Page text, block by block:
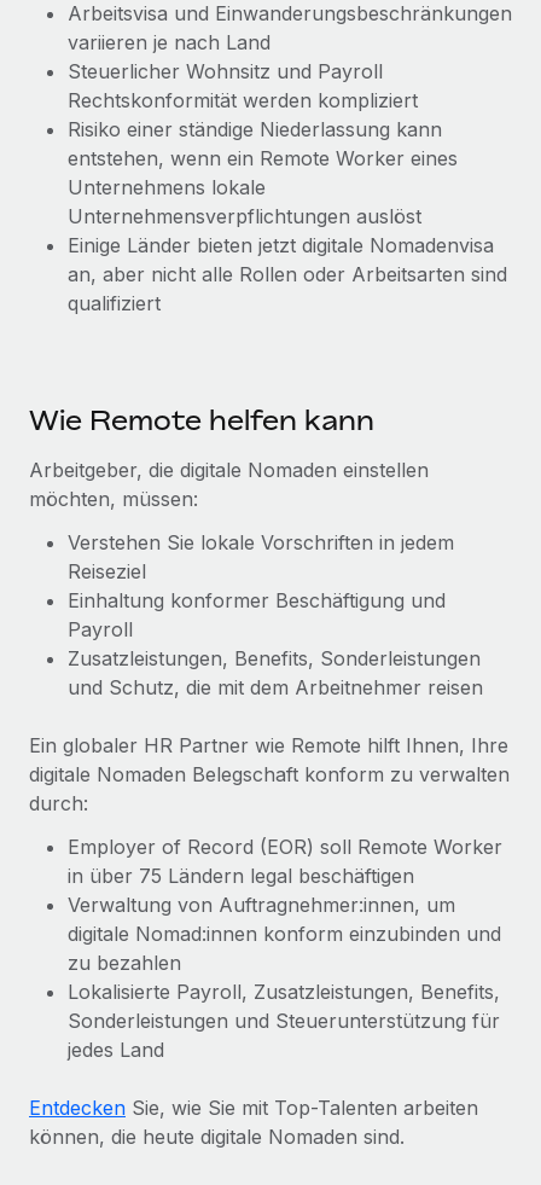
Auch im neuen Jahr wollen wir bei Remote Unternehmen
aller Größen dabei unterstützen, die beste...
Mehr erfahren
Wie Phiture 55 Mitarbeiter:innen in 19 Ländern
mit Remote verwaltet
Phiture ist der unumstrittene Marktführer im Bereich der
Wachstumsberatung für mobile Apps. Das...
Arbeitsvisa und Einwanderungsbeschränkungen
variieren je nach Land
Steuerlicher Wohnsitz und Payroll
Rechtskonformität werden kompliziert
Risiko einer ständige Niederlassung kann
entstehen, wenn ein Remote Worker eines
Unternehmens lokale
Unternehmensverpflichtungen auslöst
Einige Länder bieten jetzt digitale Nomadenvisa
an, aber nicht alle Rollen oder Arbeitsarten sind
qualifiziert
Wie Remote helfen kann
Arbeitgeber, die digitale Nomaden einstellen
möchten, müssen:
Verstehen Sie lokale Vorschriften in jedem
Reiseziel
Einhaltung konformer Beschäftigung und
Payroll
Zusatzleistungen, Benefits, Sonderleistungen
und Schutz, die mit dem Arbeitnehmer reisen
Ein globaler HR Partner wie Remote hilft Ihnen, Ihre
digitale Nomaden Belegschaft konform zu verwalten
durch:
Employer of Record (EOR) soll Remote Worker
in über 75 Ländern legal beschäftigen
Verwaltung von Auftragnehmer:innen, um
digitale Nomad:innen konform einzubinden und
zu bezahlen
Lokalisierte Payroll, Zusatzleistungen, Benefits,
Sonderleistungen und Steuerunterstützung für
jedes Land
Entdecken Sie, wie Sie mit Top-Talenten arbeiten
können, die heute digitale Nomaden sind.